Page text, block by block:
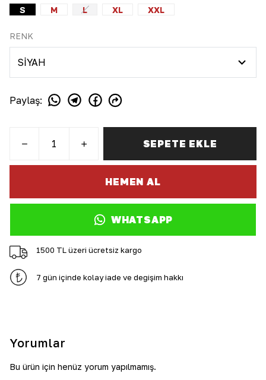
S
M L XL XXL
RENK
Paylaş:
SEPETE EKLE
HEMEN AL
WHATSAPP
1500 TL üzeri ücretsiz kargo
7 gün içinde kolay iade ve değişim hakkı
Yorumlar
Bu ürün için henüz yorum yapılmamış.